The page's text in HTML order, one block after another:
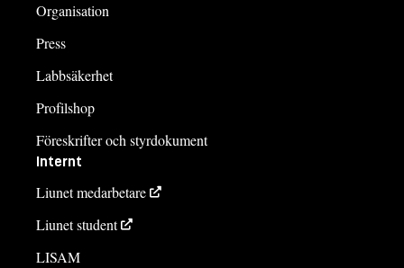
Organisation
Press
Labbsäkerhet
Profilshop
Föreskrifter och styrdokument
Internt
Liunet medarbetare
Liunet student
LISAM